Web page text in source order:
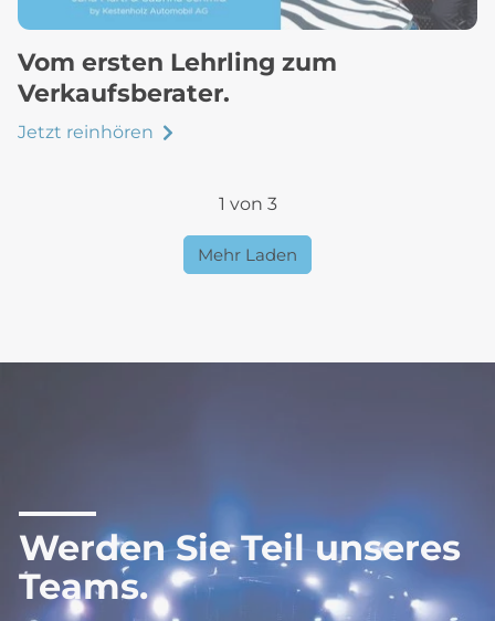
Vom ersten Lehrling zum
Verkaufsberater.
Jetzt reinhören
1 von 3
Mehr Laden
Werden Sie Teil unseres
Teams.